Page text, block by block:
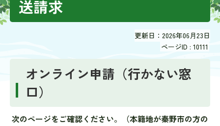
送請求
更新日：2026年06月23日
ページID : 10111
オンライン申請（行かない窓
口）
次のページをご確認ください。（本籍地が秦野市の方の